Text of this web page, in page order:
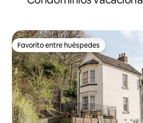
Favorito entre huéspedes
Favorito entre huéspedes